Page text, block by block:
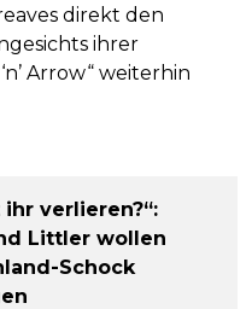
direkt den
ihrer
Arrow“ weiterhin
verlieren?“:
Littler wollen
Schock